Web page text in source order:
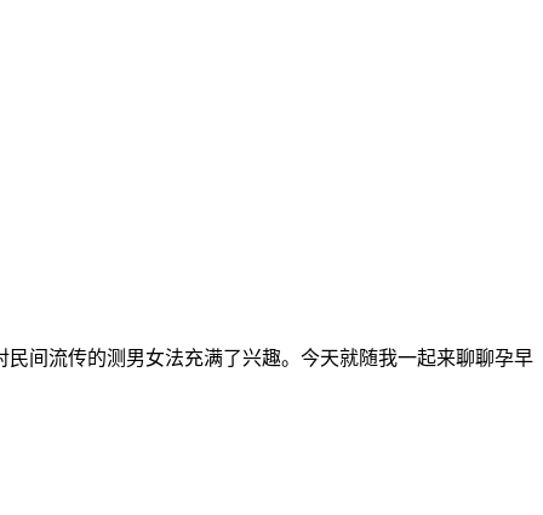
间流传的测男女法充满了兴趣。今天就随我一起来聊聊孕早